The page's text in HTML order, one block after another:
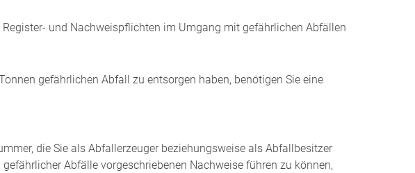
und Nachweispflichten im Umgang mit gefährlichen Abfällen
gefährlichen Abfall zu entsorgen haben, benötigen Sie eine
die Sie als Abfallerzeuger beziehungsweise als Abfallbesitzer
Abfälle vorgeschriebenen Nachweise führen zu können,